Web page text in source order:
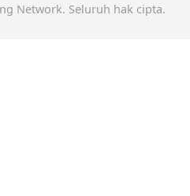
Network. Seluruh hak cipta.